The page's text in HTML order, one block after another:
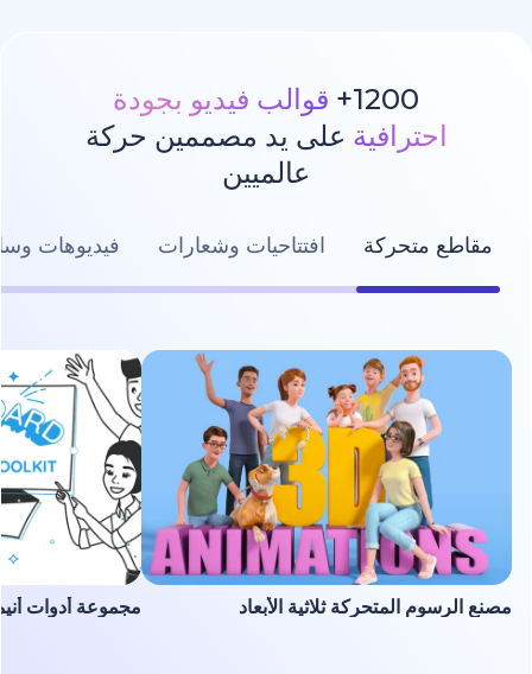
قوالب فيديو بجودة
على يد مصممين حركة
افتتاحيات وشعارات فيديوهات وسائل التواصل
ثلاثية الأبعاد مجموعة أدوات أنيميشن السبورة